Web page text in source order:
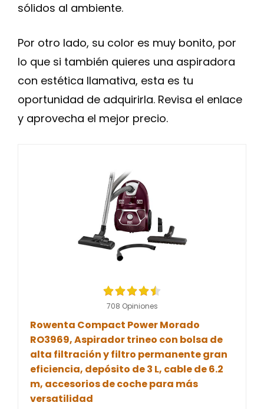
sólidos al ambiente.
Por otro lado, su color es muy bonito, por
lo que si también quieres una aspiradora
con estética llamativa, esta es tu
oportunidad de adquirirla. Revisa el enlace
y aprovecha el mejor precio.
708 Opiniones
Rowenta Compact Power Morado
RO3969, Aspirador trineo con bolsa de
alta filtración y filtro permanente gran
eficiencia, depósito de 3 L, cable de 6.2
m, accesorios de coche para más
versatilidad